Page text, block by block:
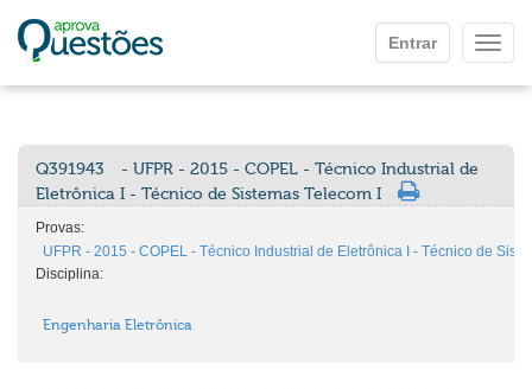
Entrar
Q391943
- UFPR - 2015 - COPEL - Técnico Industrial de
Eletrônica I - Técnico de Sistemas Telecom I
Provas:
UFPR - 2015 - COPEL - Técnico Industrial de Eletrônica I - Técnico de
Disciplina:
Engenharia Eletrônica